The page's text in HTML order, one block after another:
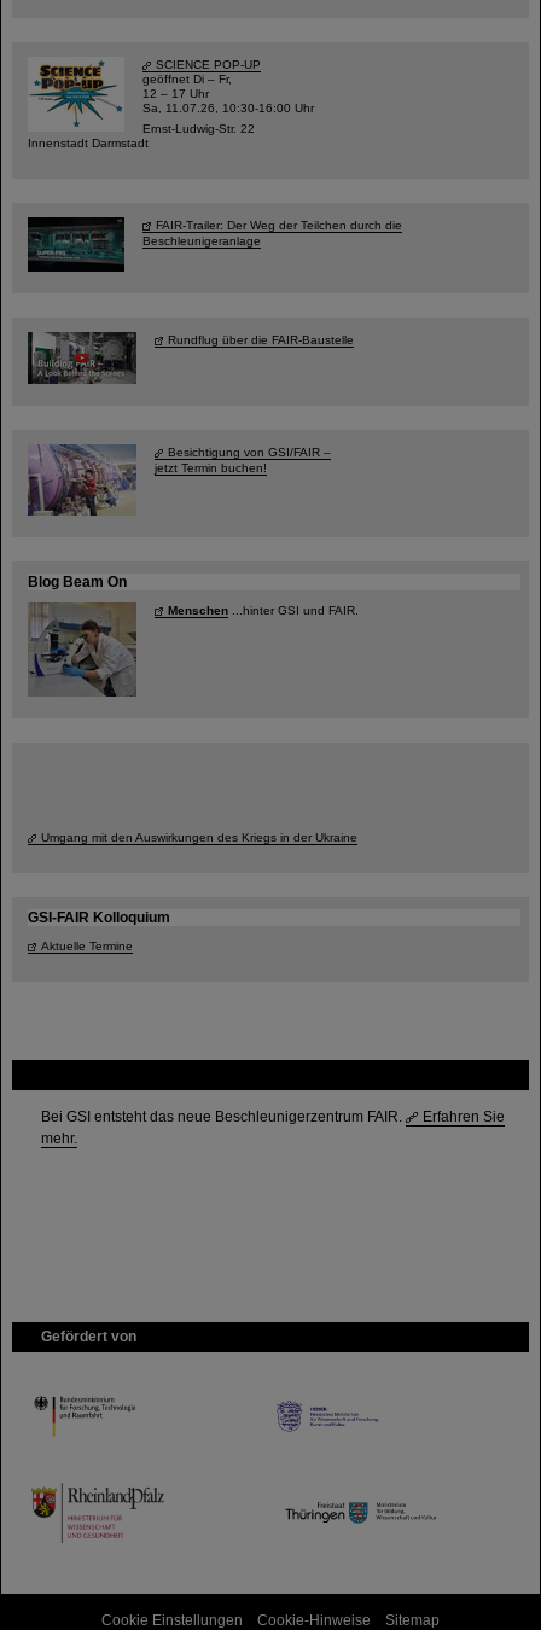
Bei GSI entsteht das neue Beschleunigerzentrum FAIR.
Erfahren Sie
mehr.
Gefördert von
HMWK
TMWWDG
SCIENCE POP-UP
geöffnet Di – Fr,
12 – 17 Uhr
Sa, 11.07.26, 10:30-16:00 Uhr
Ernst-Ludwig-Str. 22
Innenstadt Darmstadt
FAIR-Trailer: Der Weg der Teilchen durch die
Beschleunigeranlage
Rundflug über die FAIR-Baustelle
Besichtigung von GSI/FAIR –
jetzt Termin buchen!
Blog Beam On
Menschen ...hinter GSI und FAIR.
Umgang mit den Auswirkungen des Kriegs in der Ukraine
GSI-FAIR Kolloquium
Aktuelle Termine
Cookie Einstellungen Cookie-Hinweise Sitemap